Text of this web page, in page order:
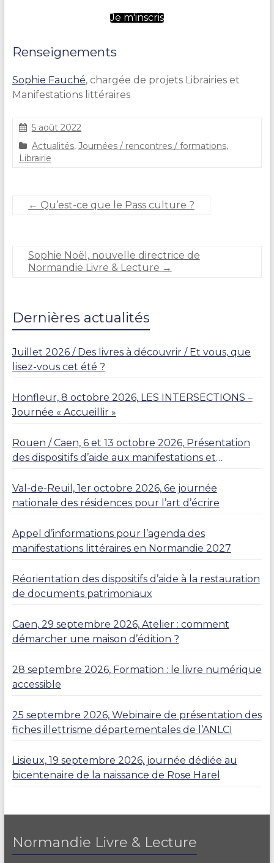
Je m'inscris
Renseignements
Sophie Fauché, chargée de projets Librairies et
Manifestations littéraires
S
t
é
E
R
5 août 2022
Actualités, Journées / rencontres / formations,
Librairie
← Qu’est-ce que le Pass culture ?
Sophie Noël, nouvelle directrice de
Normandie Livre & Lecture →
Dernières actualités
Juillet 2026 / Des livres à découvrir / Et vous, que
lisez-vous cet été ?
Honfleur, 8 octobre 2026, LES INTERSECTIONS –
Journée « Accueillir »
Rouen / Caen, 6 et 13 octobre 2026, Présentation
des dispositifs d’aide aux manifestations et
Val-de-Reuil, 1er octobre 2026, 6e journée
nationale des résidences pour l’art d’écrire
Appel d’informations pour l’agenda des
manifestations littéraires en Normandie 2027
Réorientation des dispositifs d’aide à la restauration
de documents patrimoniaux
Caen, 29 septembre 2026, Atelier : comment
démarcher une maison d’édition ?
28 septembre 2026, Formation : le livre numérique
accessible
25 septembre 2026, Webinaire de présentation des
fiches illettrisme départementales de l’ANLCI
Lisieux, 19 septembre 2026, journée dédiée au
bicentenaire de la naissance de Rose Harel
Normandie Livre & Lecture